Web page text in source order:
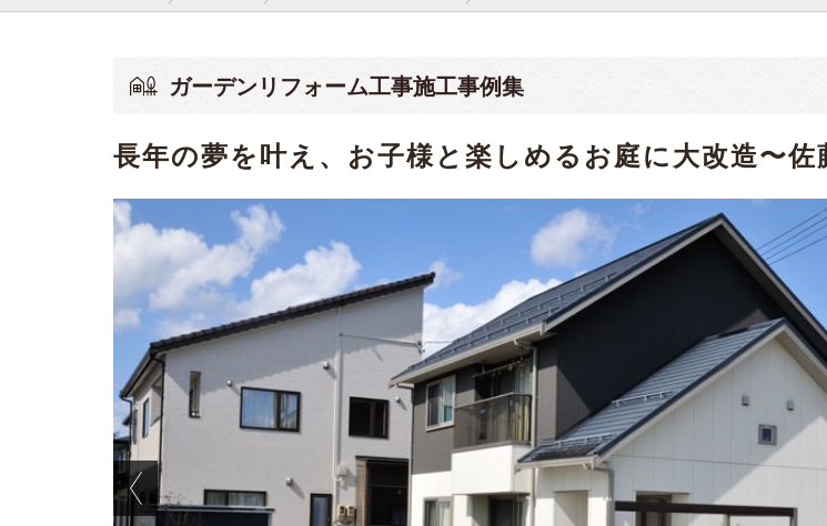
ガーデンリフォーム工事施工事例集
長年の夢を叶え、お子様と楽しめるお庭に大改造〜佐